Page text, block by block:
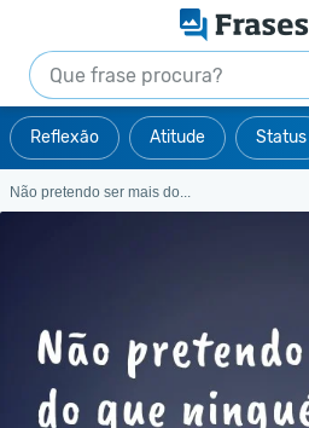
Reflexão Atitude Status
Não pretendo ser mais do...